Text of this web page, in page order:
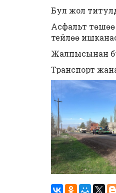
Бул жол
Асфальт
тейлөө
Жалпысынан
Транспорт